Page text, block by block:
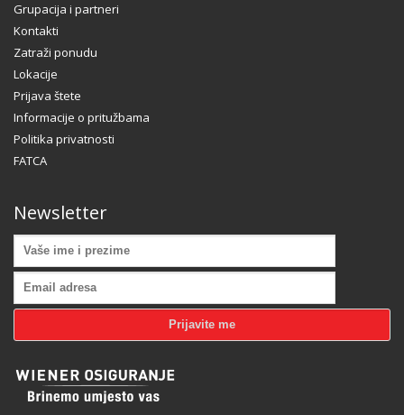
Grupacija i partneri
Kontakti
Zatraži ponudu
Lokacije
Prijava štete
Informacije o pritužbama
Politika privatnosti
FATCA
Newsletter